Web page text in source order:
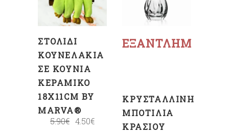
ΚΑΛΆΘΙ
ΣΤΟΛΊΔΙ
ΚΟΥΝΕΛΆΚΙΑ
ΣΕ ΚΟΎΝΙΑ
ΚΕΡΑΜΙΚΌ
18X11CM BY
MARVA®
5.90€ 4.50€
ΕΞΑΝΤΛΗΜΈΝΟ
Διαβάστε
ΚΡΥΣΤΆΛΛΙΝΗ
ΜΠΟΤΊΛΙΑ
ΚΡΑΣΙΟΎ